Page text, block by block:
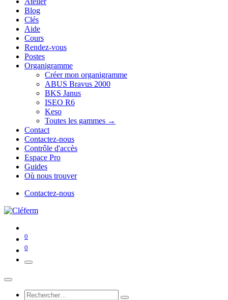
Blog
Clés
Aide
Cours
Rendez-vous
Postes
Organigramme
Créer mon organigramme
ABUS Bravus 2000
BKS Janus
ISEO R6
Keso
Toutes les gammes →
Contact
Contactez-nous
Contrôle d'accès
Espace Pro
Guides
Où nous trouver
Contactez-nous
0
0